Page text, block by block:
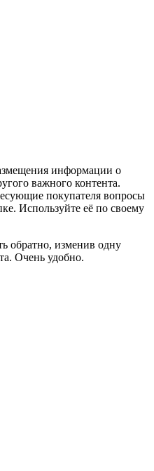
информации о
важного контента.
покупателя вопросы
Используйте её по своему
обратно, изменив одну
Очень удобно.